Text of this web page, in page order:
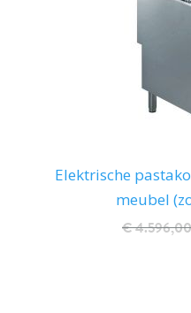
Elektrische
meubel
€ 4.596,00